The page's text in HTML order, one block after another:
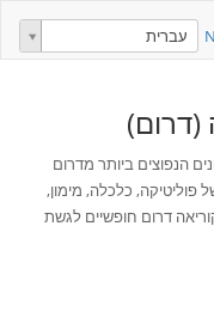
עברית
(דרום)
הנפוצים ביותר מדרום
פוליטיקה, כלכלה, מימון,
דרום חופשיים לגשת